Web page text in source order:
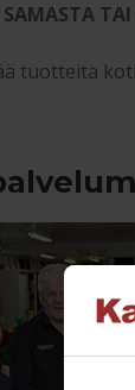
tuotteita